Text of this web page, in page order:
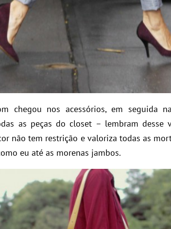
chegou nos acessórios, em seguida
as peças do closet – lembram desse
não tem restrição e valoriza todas as
eu até as morenas jambos.